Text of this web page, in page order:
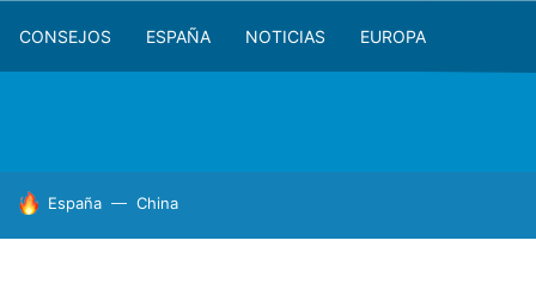
CONSEJOS ESPAÑA NOTICIAS EUROPA
HOY SE HABLA DE
España China